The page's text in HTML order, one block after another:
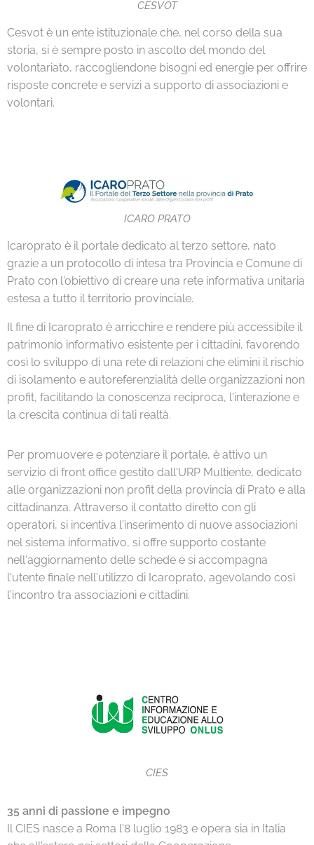
CESVOT
Cesvot è un ente istituzionale che, nel corso della sua
storia, si è sempre posto in ascolto del mondo del
volontariato, raccogliendone bisogni ed energie per offrire
risposte concrete e servizi a supporto di associazioni e
volontari.
ICARO PRATO
Icaroprato è il portale dedicato al terzo settore, nato
grazie a un protocollo di intesa tra Provincia e Comune di
Prato con l'obiettivo di creare una rete informativa unitaria
estesa a tutto il territorio provinciale.
Il fine di Icaroprato è arricchire e rendere più accessibile il
patrimonio informativo esistente per i cittadini, favorendo
così lo sviluppo di una rete di relazioni che elimini il rischio
di isolamento e autoreferenzialità delle organizzazioni non
profit, facilitando la conoscenza reciproca, l'interazione e
la crescita continua di tali realtà.
Per promuovere e potenziare il portale, è attivo un
servizio di front office gestito dall'URP Multiente, dedicato
alle organizzazioni non profit della provincia di Prato e alla
cittadinanza. Attraverso il contatto diretto con gli
operatori, si incentiva l'inserimento di nuove associazioni
nel sistema informativo, si offre supporto costante
nell'aggiornamento delle schede e si accompagna
l'utente finale nell'utilizzo di Icaroprato, agevolando così
l'incontro tra associazioni e cittadini.
CIES
35 anni di passione e impegno
Il CIES nasce a Roma l'8 luglio 1983 e opera sia in Italia